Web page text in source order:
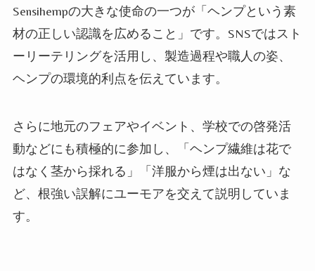
Sensihempの大きな使命の一つが「ヘンプという素
材の正しい認識を広めること」です。SNSではスト
ーリーテリングを活用し、製造過程や職人の姿、
ヘンプの環境的利点を伝えています。
さらに地元のフェアやイベント、学校での啓発活
動などにも積極的に参加し、「ヘンプ繊維は花で
はなく茎から採れる」「洋服から煙は出ない」な
ど、根強い誤解にユーモアを交えて説明していま
す。